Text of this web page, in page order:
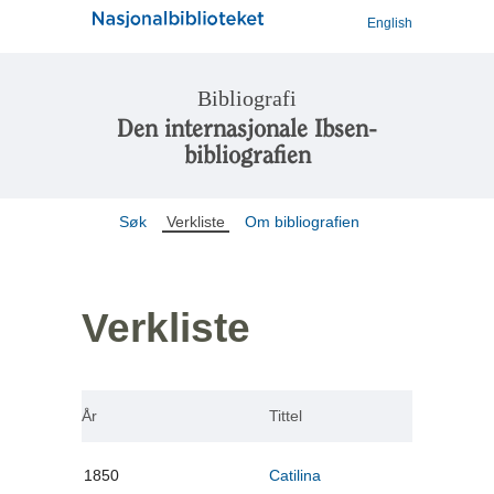
English
Bibliografi
Den internasjonale Ibsen-
bibliografien
Søk Verkliste Om bibliografien
Verkliste
År Tittel
1850 Catilina